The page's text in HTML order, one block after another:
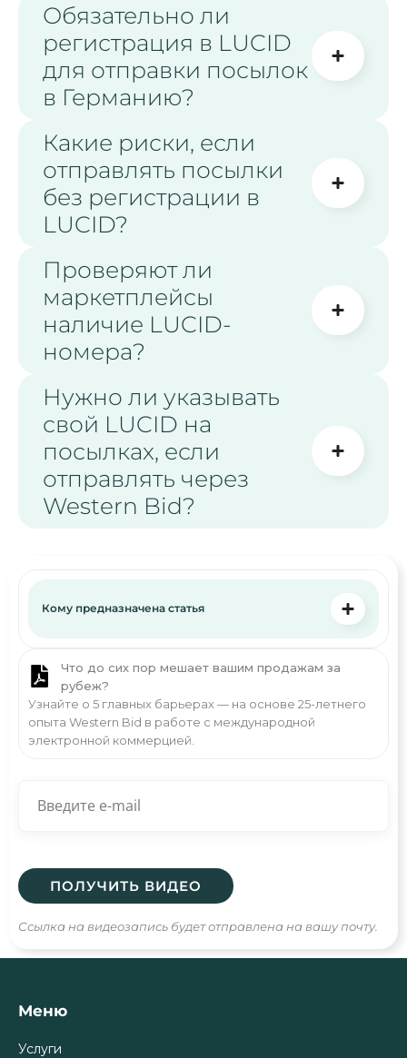
Обязательно ли
регистрация в LUCID
для отправки посылок
в Германию?
Какие риски, если
отправлять посылки
без регистрации в
LUCID?
Проверяют ли
маркетплейсы
наличие LUCID-
номера?
Нужно ли указывать
свой LUCID на
посылках, если
отправлять через
Western Bid?
Кому предназначена статья
Что до сих пор мешает вашим продажам за
рубеж?
Узнайте о 5 главных барьерах — на основе 25-летнего
опыта Western Bid в работе с международной
электронной коммерцией.
Ссылка на видеозапись будет отправлена на вашу почту.
Меню
Услуги